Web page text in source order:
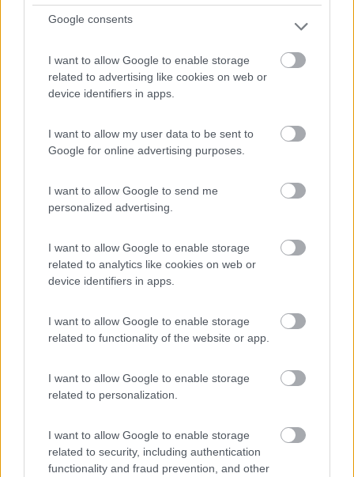
Google consents
I want to allow Google to enable storage
related to advertising like cookies on web or
device identifiers in apps.
I want to allow my user data to be sent to
Google for online advertising purposes.
I want to allow Google to send me
personalized advertising.
I want to allow Google to enable storage
related to analytics like cookies on web or
device identifiers in apps.
I want to allow Google to enable storage
related to functionality of the website or app.
I want to allow Google to enable storage
related to personalization.
I want to allow Google to enable storage
related to security, including authentication
functionality and fraud prevention, and other
Brauhaus Ummendorf
Servizi / Posizione
6 posti senza delimitazioni, in piano, in parte con
ombra...
Bachstrasse, 10
Area di sosta (CS)
Allinger erlebnismuhle